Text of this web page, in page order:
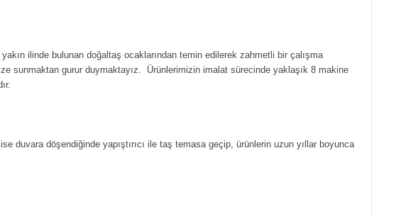
ilinde bulunan doğaltaş ocaklarından temin edilerek zahmetli bir çalışma
sunmaktan gurur duymaktayız. Ürünlerimizin imalat sürecinde yaklaşık 8 makine
duvara döşendiğinde yapıştırıcı ile taş temasa geçip, ürünlerin uzun yıllar boyunca